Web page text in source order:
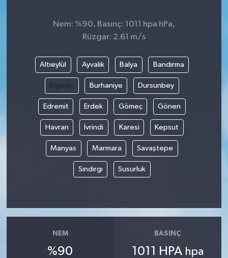
Nem: %90, Basınç: 1011 hpa hPa,
Rüzgar: 2.61 m/s
Altıeylül Ayvalık Balya Bandırma
Bigadiç Burhaniye Dursunbey
Edremit Erdek Gömeç Gönen
Havran İvrindi Karesi Kepsut
Manyas Marmara Savaştepe
Sındırgı Susurluk
NEM
%90
BASINÇ
1011 HPA hpa